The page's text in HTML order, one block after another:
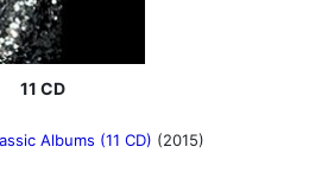
11 CD
Albums (11 CD) (2015)